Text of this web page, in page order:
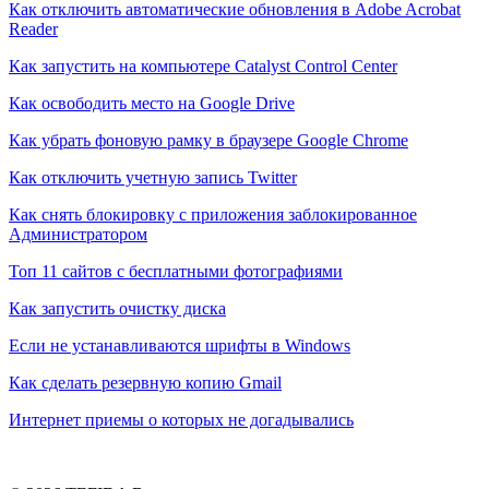
Как отключить автоматические обновления в Adobe Acrobat
Reader
Как запустить на компьютере Catalyst Control Center
Как освободить место на Google Drive
Как убрать фоновую рамку в браузере Google Chrome
Как отключить учетную запись Twitter
Как снять блокировку с приложения заблокированное
Администратором
Топ 11 сайтов с бесплатными фотографиями
Как запустить очистку диска
Если не устанавливаются шрифты в Windows
Как сделать резервную копию Gmail
Интернет приемы о которых не догадывались